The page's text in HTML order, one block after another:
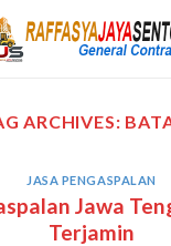
ARCHIVES:
JASA PENGASPALAN
Jawa
Terjamin